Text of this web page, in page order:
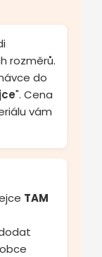
rozměrů.
do
". Cena
vám
TAM